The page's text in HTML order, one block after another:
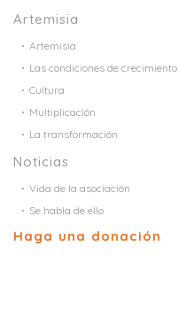
Artemisia
Artemisia
Las condiciones de crecimiento
Cultura
Multiplicación
La transformación
Noticias
Vida de la asociación
Se habla de ello
Haga una donación